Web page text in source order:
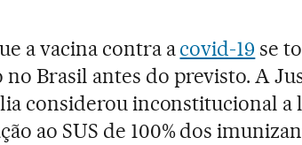
a vacina contra acovid-19 se
Brasil antes do previsto. A
considerou inconstitucional a
ao SUS de 100% dos